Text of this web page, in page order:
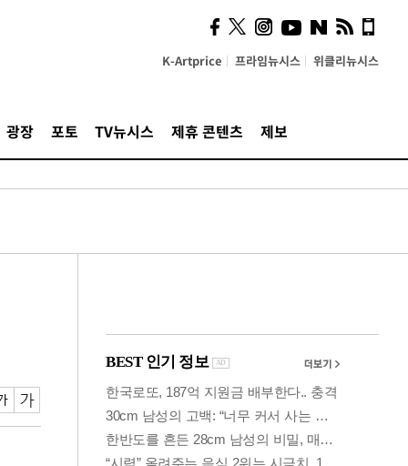
K-Artprice 프라임뉴시스 위클리뉴시스
광장 포토 TV뉴시스 제휴 콘텐츠 제보
시, 스마트폰 액세서리에
NFC 더했다